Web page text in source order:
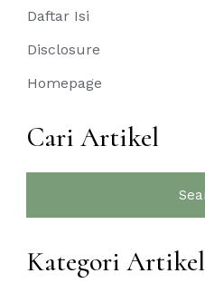
Daftar Isi
Disclosure
Homepage
Cari Artikel
Kategori Artikel